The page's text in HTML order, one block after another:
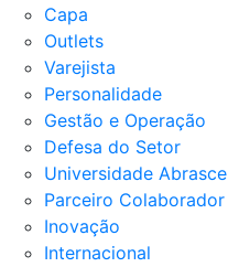
Capa
Outlets
Varejista
Personalidade
Gestão e Operação
Defesa do Setor
Universidade Abrasce
Parceiro Colaborador
Inovação
Internacional